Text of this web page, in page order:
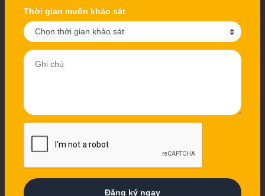
Giới thiệu Showroom
Thời gian muốn khảo sát
Đăng ký ngay